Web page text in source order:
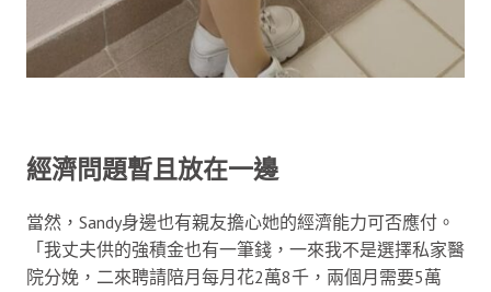
經濟問題暫且放在一邊
當然，Sandy身邊也有親友擔心她的經濟能力可否應付。
「我丈夫供的強積金也有一筆錢，一來我不是選擇私家醫
院分娩，二來聘請陪月每月花2萬8千，兩個月需要5萬